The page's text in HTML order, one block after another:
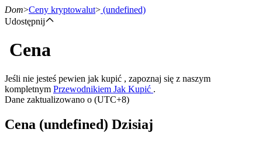
Kontrakty terminowe
Dom>Ceny kryptowalut> (undefined)
Udostępnij
Cena
Jeśli nie jesteś pewien jak kupić , zapoznaj się z naszym
kompletnym Przewodnikiem Jak Kupić .
Dane zaktualizowano o (UTC+8)
Cena (undefined) Dzisiaj